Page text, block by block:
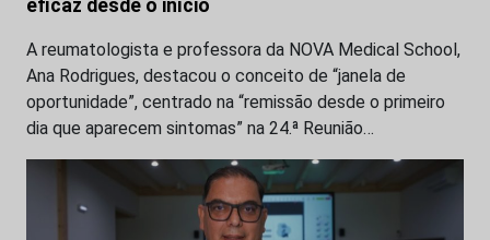
eficaz desde o início
A reumatologista e professora da NOVA Medical School,
Ana Rodrigues, destacou o conceito de “janela de
oportunidade”, centrado na “remissão desde o primeiro
dia que aparecem sintomas” na 24.ª Reunião…